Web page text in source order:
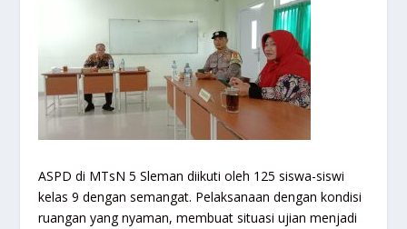
ASPD di MTsN 5 Sleman diikuti oleh 125 siswa-siswi
kelas 9 dengan semangat. Pelaksanaan dengan kondisi
ruangan yang nyaman, membuat situasi ujian menjadi